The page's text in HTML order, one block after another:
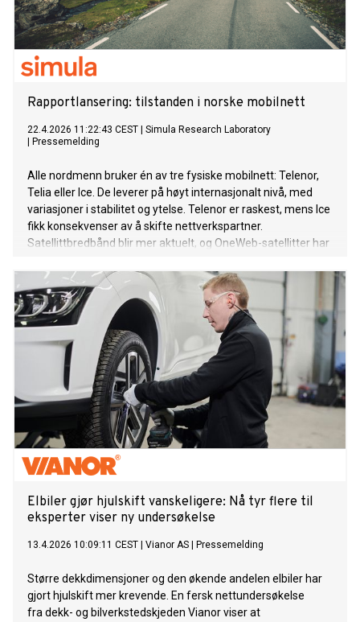
Rapportlansering: tilstanden i norske mobilnett
22.4.2026 11:22:43 CEST
Simula Research Laboratory
Pressemelding
Alle nordmenn bruker én av tre fysiske mobilnett: Telenor,
Telia eller Ice. De leverer på høyt internasjonalt nivå, med
variasjoner i stabilitet og ytelse. Telenor er raskest, mens Ice
fikk konsekvenser av å skifte nettverkspartner.
Satellittbredbånd blir mer aktuelt, og OneWeb-satellitter har
Elbiler gjør hjulskift vanskeligere: Nå tyr flere til
eksperter viser ny undersøkelse
13.4.2026 10:09:11 CEST Vianor AS Pressemelding
Større dekkdimensjoner og den økende andelen elbiler har
gjort hjulskift mer krevende. En fersk nettundersøkelse
fra dekk- og bilverkstedskjeden Vianor viser at